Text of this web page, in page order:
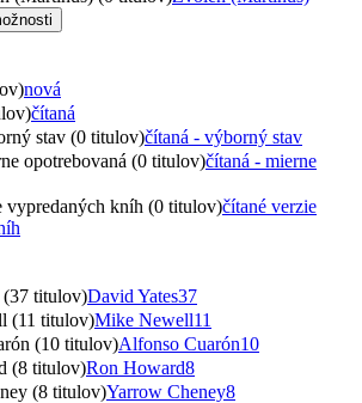
nová
čítaná
stav (0 titulov)čítaná - výborný stav
opotrebovaná (0 titulov)čítaná - mierne
vypredaných kníh (0 titulov)čítané verzie
(37 titulov)David Yates37
(11 titulov)Mike Newell11
(10 titulov)Alfonso Cuarón10
(8 titulov)Ron Howard8
(8 titulov)Yarrow Cheney8